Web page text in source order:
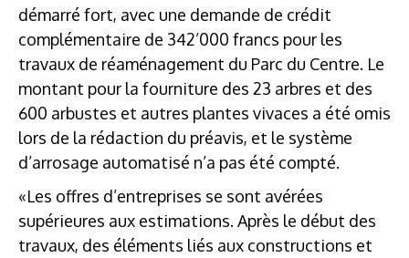
démarré fort, avec une demande de crédit
complémentaire de 342’000 francs pour les
travaux de réaménagement du Parc du Centre. Le
montant pour la fourniture des 23 arbres et des
600 arbustes et autres plantes vivaces a été omis
lors de la rédaction du préavis, et le système
d’arrosage automatisé n’a pas été compté.
«Les offres d’entreprises se sont avérées
supérieures aux estimations. Après le début des
travaux, des éléments liés aux constructions et